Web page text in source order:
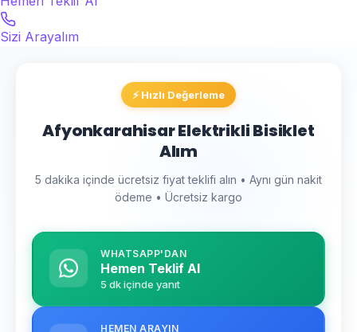
Sizi Arayalım
⚡ Hızlı Değerleme
Afyonkarahisar Elektrikli Bisiklet
Alım
5 dakika içinde ücretsiz fiyat teklifi alın • Aynı gün nakit
ödeme • Ücretsiz kargo
WHATSAPP'DAN
Hemen Teklif Al
5 dk içinde yanıt
HEMEN ARAYIN